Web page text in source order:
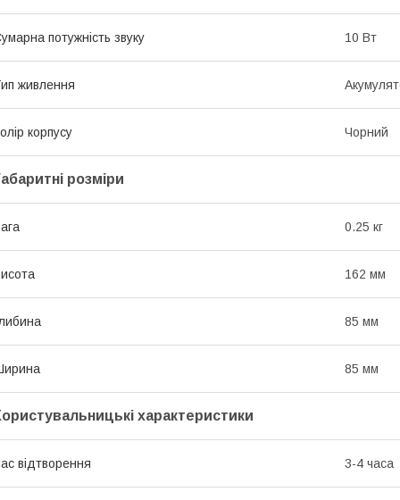
потужність звуку 10 Вт
живлення
корпусу Чорний
розміри
0.25 кг
162 мм
85 мм
85 мм
характеристики
відтворення 3-4 часа